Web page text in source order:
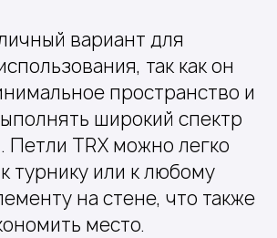
вариант для
так как он
пространство и
широкий спектр
Петли TRX можно легко
турнику или к любому
на стене, что также
место.